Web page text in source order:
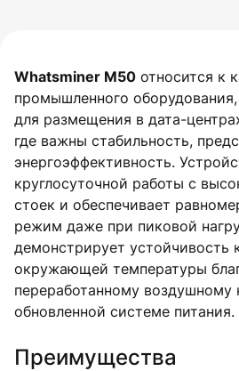
Whatsminer M50 относится к
промышленного оборудования,
для размещения в дата-
где важны стабильность,
энергоэффективность.
круглосуточной работы с
стоек и обеспечивает
режим даже при пиковой
демонстрирует устойчивость
окружающей температуры
переработанному воздушному
обновленной системе питания.
Преимущества